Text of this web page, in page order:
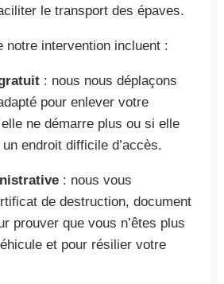
le transport des épaves.
notre intervention incluent :
: nous nous déplaçons
pour enlever votre
ne démarre plus ou si elle
endroit difficile d’accès.
: nous vous
de destruction, document
prouver que vous n’êtes plus
et pour résilier votre